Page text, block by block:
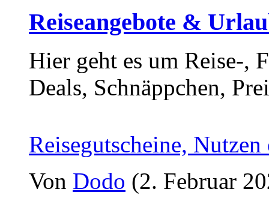
Reiseangebote &
Hier geht es um Reise-,
Deals, Schnäppchen,
Reisegutscheine,
Von Dodo (2. Februar